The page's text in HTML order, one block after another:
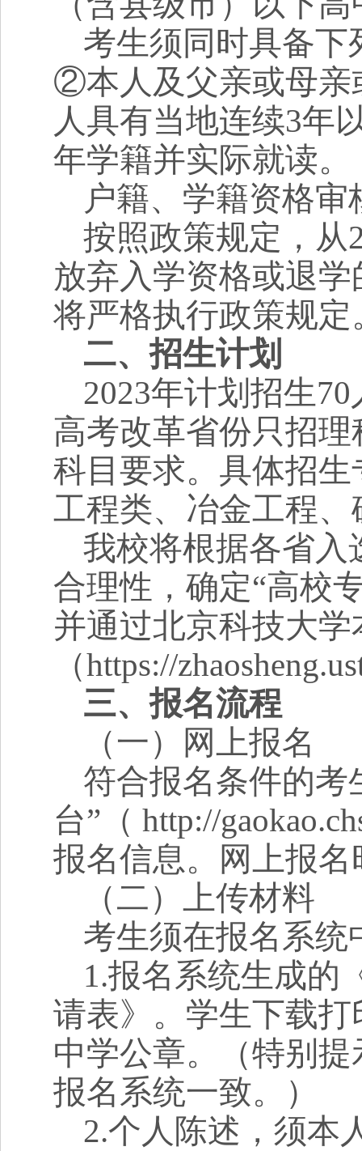
考生须同时具备
②本人及父亲或母亲
人具有当地连续3年
年学籍并实际就读。
户籍、学籍资格
按照政策规定，从
放弃入学资格或退
将严格执行政策规定
二、招生计划
2023年计划招生70
高考改革省份只招理
科目要求。具体招
工程类、冶金工程
我校将根据各省入
合理性，确定“高校
并通过北京科技大
（https://
三、报名流程
（一）网上报名
符合报名条件的考
台”（ http://
报名信息。网上报名
（二）上传材料
考生须在报名系统
1.报名系统生成的
请表》。学生下载
中学公章。（特别
报名系统一致。）
2.个人陈述，须本